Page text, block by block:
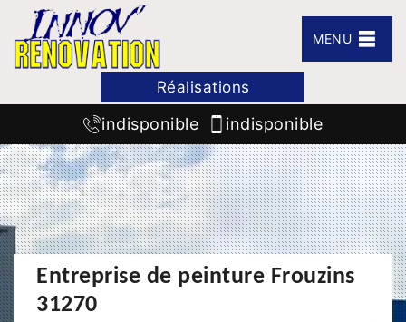
MENU
Réalisations
indisponible indisponible
Entreprise de peinture Frouzins
31270